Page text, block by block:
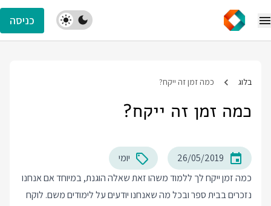
כניסה
בלוג כמה זמן זה ייקח?
כמה זמן זה ייקח?
26/05/2019
יומי
כמה זמן ייקח לך ללמוד משהו זאת שאלה הוגנת, במיוחד אם אנחנו
נזכרים בבית ספר ובכל מה שאנחנו יודעים על לימודים משם. לוקח